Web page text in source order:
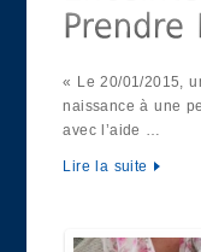
« Le 20/01/2015,
naissance à une
avec l’aide …
Lire la suite